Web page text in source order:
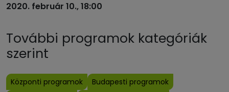
2020. február 10., 18:00
További programok kategóriák
szerint
Központi programok
Budapesti programok